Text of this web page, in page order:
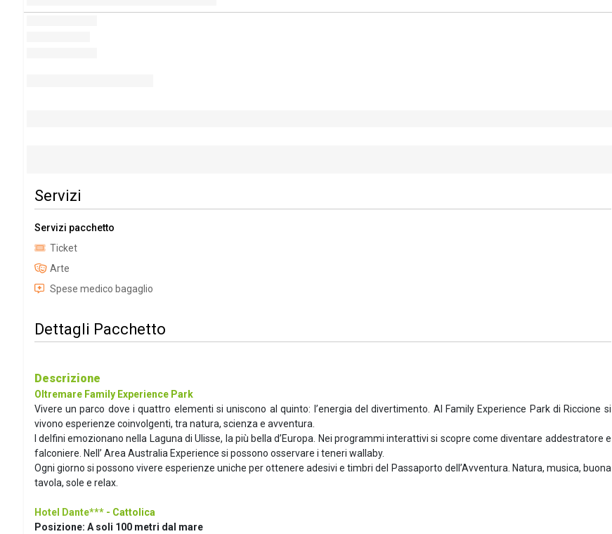
Servizi
Servizi pacchetto
Ticket
Arte
Spese medico bagaglio
Dettagli Pacchetto
Descrizione
Oltremare Family Experience Park
Vivere un parco dove i quattro elementi si uniscono al quinto: l’energia del divertimento. Al Family Experience Park di Riccione si
vivono esperienze coinvolgenti, tra natura, scienza e avventura.
I delfini emozionano nella Laguna di Ulisse, la più bella d’Europa. Nei programmi interattivi si scopre come diventare addestratore e
falconiere. Nell’ Area Australia Experience si possono osservare i teneri wallaby.
Ogni giorno si possono vivere esperienze uniche per ottenere adesivi e timbri del Passaporto dell’Avventura. Natura, musica, buona
tavola, sole e relax.
Hotel Dante***- Cattolica
Posizione: A soli 100 metri dal mare